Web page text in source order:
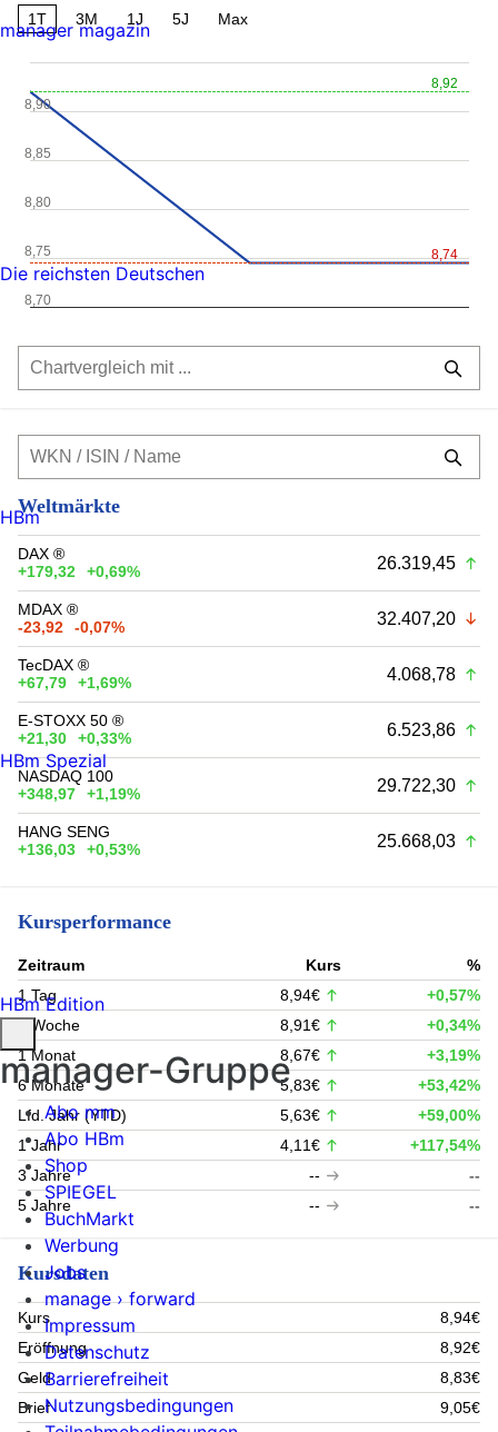
1T 3M 1J 5J Max
8,92
8,74
8,70
8,75
8,80
8,85
8,90
Weltmärkte
DAX ®
+179,32
+0,69% 26.319,45
MDAX ®
-23,92
-0,07% 32.407,20
TecDAX ®
+67,79
+1,69% 4.068,78
E-STOXX 50 ®
+21,30
+0,33% 6.523,86
NASDAQ 100
+348,97
+1,19% 29.722,30
HANG SENG
+136,03
+0,53% 25.668,03
Kursperformance
Zeitraum Kurs
%
1 Tag
8,94€
+0,57%
1 Woche
8,91€
+0,34%
1 Monat
8,67€
+3,19%
6 Monate
5,83€
+53,42%
Lfd. Jahr (YTD)
5,63€
+59,00%
1 Jahr
4,11€
+117,54%
3 Jahre
--
--
5 Jahre
-- --
Kursdaten
Kurs
8,94€
Eröffnung
8,92€
Geld
8,83€
Brief
9,05€
manager magazin
Die reichsten Deutschen
HBm
HBm Spezial
HBm Edition
manager-Gruppe
Abo mm
Abo HBm
Shop
SPIEGEL
BuchMarkt
Werbung
Jobs
manage › forward
Impressum
Datenschutz
Barrierefreiheit
Nutzungsbedingungen